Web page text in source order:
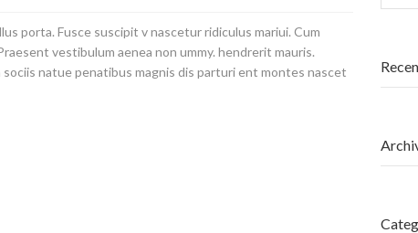
porta. Fusce suscipit v nascetur ridiculus mariui. Cum
vestibulum aenea non ummy. hendrerit mauris.
sociis natue penatibus magnis dis parturi ent montes nascet